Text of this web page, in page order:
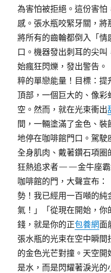
為害怕被拒絕。這份害
感。張水瓶咬緊牙關，將
將所有的齒輪都倒入「情
口。機器發出刺耳的尖
始瘋狂閃爍，發出警告
粹的單戀能量！目標：
頂部，一個巨大的、像
空。然而，就在光束衝出
間，一輛塗滿了金色、
地停在咖啡館門口。駕駛
全身肌肉、戴著鑽石項
狂熱追求者——金牛座霸
咖啡館的門，大聲宣布
勢！我已經用一百噸的
氣！」「從現在開始，
錢，就是你的正包養網面
張水瓶的光束在空中瞬
的金色光芒對撞。天空
是水，而是閃耀著淚光